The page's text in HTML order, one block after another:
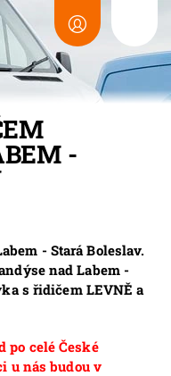
-
- Stará Boleslav.
nad Labem -
s řidičem LEVNĚ a
po celé České
u nás budou v